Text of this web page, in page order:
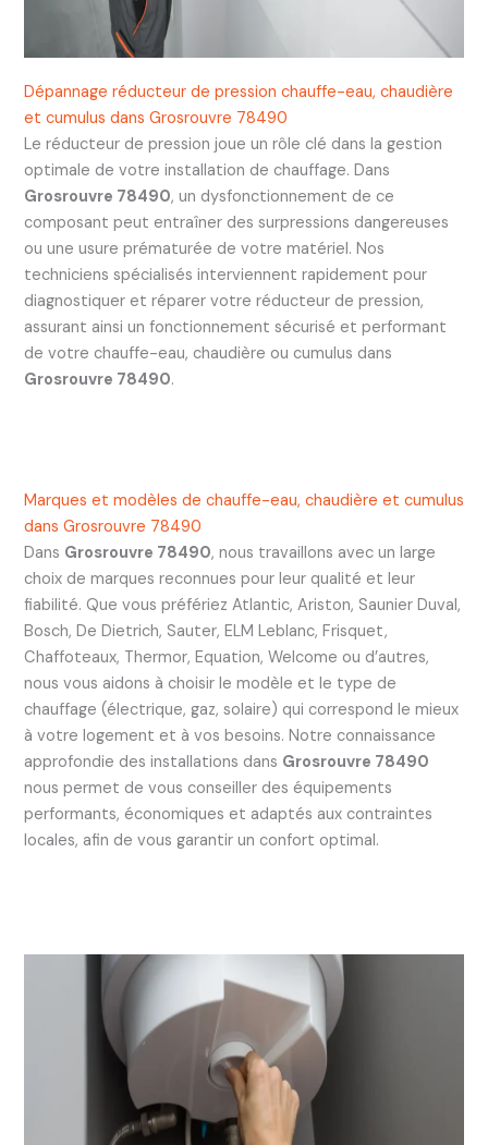
Dépannage réducteur de pression chauffe-eau, chaudière
et cumulus dans Grosrouvre 78490
Le réducteur de pression joue un rôle clé dans la gestion
optimale de votre installation de chauffage. Dans
Grosrouvre 78490, un dysfonctionnement de ce
composant peut entraîner des surpressions dangereuses
ou une usure prématurée de votre matériel. Nos
techniciens spécialisés interviennent rapidement pour
diagnostiquer et réparer votre réducteur de pression,
assurant ainsi un fonctionnement sécurisé et performant
de votre chauffe-eau, chaudière ou cumulus dans
Grosrouvre 78490.
Marques et modèles de chauffe-eau, chaudière et cumulus
dans Grosrouvre 78490
Dans Grosrouvre 78490, nous travaillons avec un large
choix de marques reconnues pour leur qualité et leur
fiabilité. Que vous préfériez Atlantic, Ariston, Saunier Duval,
Bosch, De Dietrich, Sauter, ELM Leblanc, Frisquet,
Chaffoteaux, Thermor, Equation, Welcome ou d’autres,
nous vous aidons à choisir le modèle et le type de
chauffage (électrique, gaz, solaire) qui correspond le mieux
à votre logement et à vos besoins. Notre connaissance
approfondie des installations dans Grosrouvre 78490
nous permet de vous conseiller des équipements
performants, économiques et adaptés aux contraintes
locales, afin de vous garantir un confort optimal.